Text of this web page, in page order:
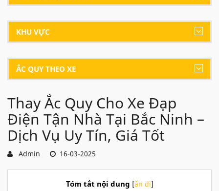
KHU VỰC
ẮC QUY THEO XE
Thay Ắc Quy Cho Xe Đạp
Điện Tận Nhà Tại Bắc Ninh –
Dịch Vụ Uy Tín, Giá Tốt
Admin 16-03-2025
Tóm tắt nội dung [ẩn đi]